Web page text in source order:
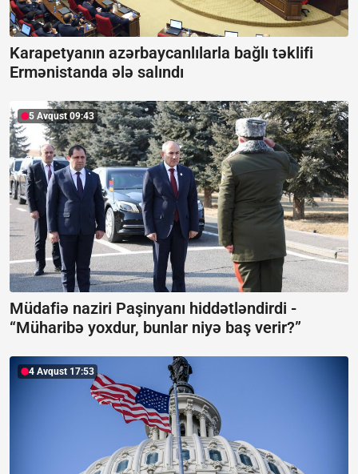
Karapetyanın azərbaycanlılarla bağlı təklifi
Ermənistanda ələ salındı
5 Avqust 09:43
Müdafiə naziri Paşinyanı hiddətləndirdi -
“Müharibə yoxdur, bunlar niyə baş verir?”
4 Avqust 17:53